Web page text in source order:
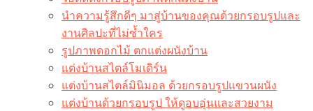
นำความรู้สึกดีๆ มาสู่บ้านของคุณด้วยกรอบรูปและ
งานศิลปะที่ไม่ซ้ำใคร
รูปภาพดอกไม้ ตกแต่งผนังบ้าน
แต่งบ้านสไตล์โมเดิร์น
แต่งบ้านสไตล์มินิมอล ด้วยกรอบรูปแขวนผนัง
แต่งบ้านด้วยกรอบรูป ให้ดูอบอุ่นและสวยงาม